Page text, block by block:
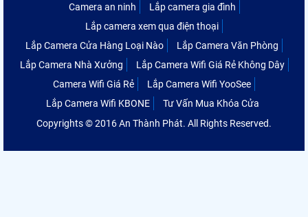
Camera an ninh
Lắp camera gia đình
Lắp camera xem qua điện thoại
Lắp Camera Cửa Hàng Loại Nào
Lắp Camera Văn Phòng
Lắp Camera Nhà Xưởng
Lắp Camera Wifi Giá Rẻ Không Dây
Camera Wifi Giá Rẻ
Lắp Camera Wifi YooSee
Lắp Camera Wifi KBONE
Tư Vấn Mua Khóa Cửa
Copyrights © 2016 An Thành Phát. All Rights Reserved.